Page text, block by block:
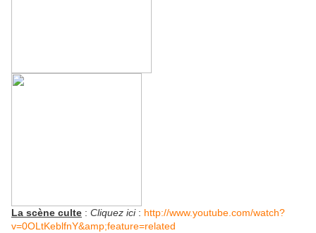
La scène culte : Cliquez ici: http://www.youtube.com/watch?
v=0OLtKeblfnY&amp;feature=related